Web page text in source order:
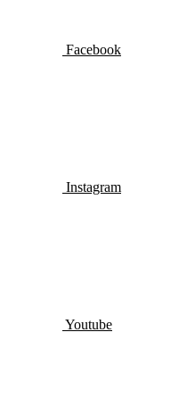
Facebook
Instagram
Youtube